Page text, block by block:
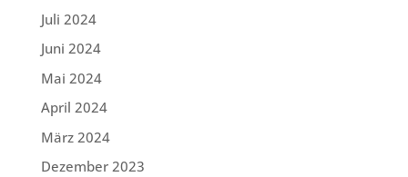
Juli 2024
Juni 2024
Mai 2024
April 2024
März 2024
Dezember 2023